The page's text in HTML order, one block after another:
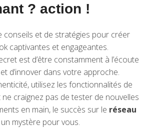
? action !
conseils et de stratégies pour créer
captivantes et engageantes.
est d’être constamment à l’écoute
et d’innover dans votre approche.
utilisez les fonctionnalités de
craignez pas de tester de nouvelles
en main, le succès sur le réseau
mystère pour vous.